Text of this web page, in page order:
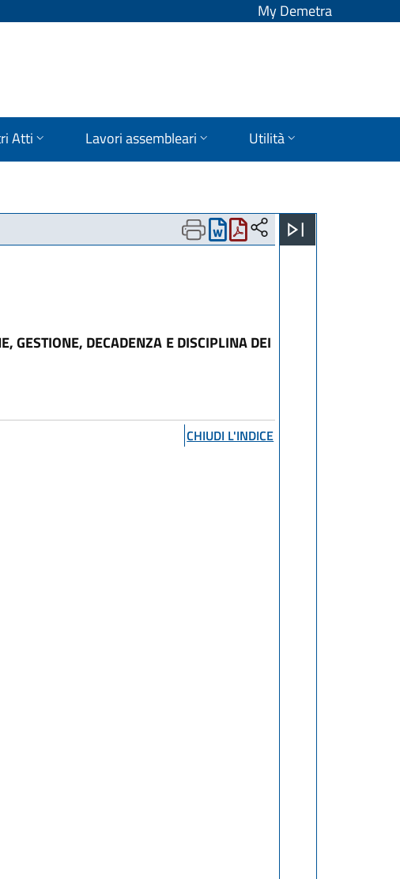
My Demetra
Atti Lavori assembleari Utilità
GESTIONE, DECADENZA E DISCIPLINA DEI
CHIUDI L'INDICE